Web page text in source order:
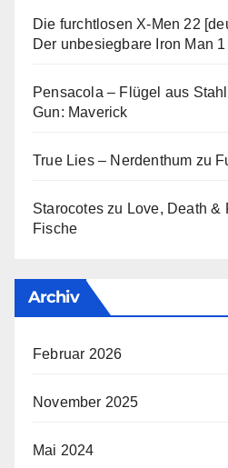
Die furchtlosen X-Men 22
Der unbesiegbare Iron Man 1
Pensacola – Flügel aus
Gun: Maverick
True Lies – Nerdenthum zu
Starocotes zu Love, Death &
Fische
Archiv
Februar 2026
November 2025
Mai 2024